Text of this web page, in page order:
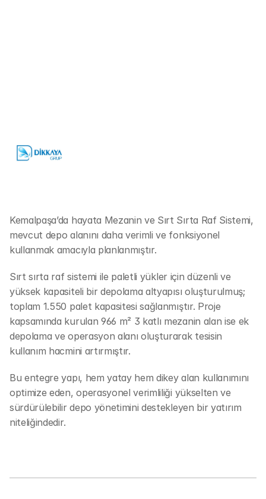
Kemalpaşa’da hayata Mezanin ve Sırt Sırta Raf Sistemi,
mevcut depo alanını daha verimli ve fonksiyonel
kullanmak amacıyla planlanmıştır.
Sırt sırta raf sistemi ile paletli yükler için düzenli ve
yüksek kapasiteli bir depolama altyapısı oluşturulmuş;
toplam 1.550 palet kapasitesi sağlanmıştır. Proje
kapsamında kurulan 966 m² 3 katlı mezanin alan ise ek
depolama ve operasyon alanı oluşturarak tesisin
kullanım hacmini artırmıştır.
Bu entegre yapı, hem yatay hem dikey alan kullanımını
optimize eden, operasyonel verimliliği yükselten ve
sürdürülebilir depo yönetimini destekleyen bir yatırım
niteliğindedir.